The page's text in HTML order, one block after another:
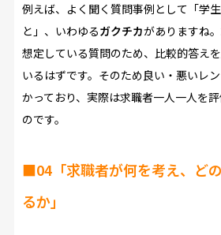
例えば、よく聞く質問事例として「学
と」、いわゆるガクチカがありますね
想定している質問のため、比較的答え
いるはずです。そのため良い・悪いレ
かっており、実際は求職者一人一人を
のです。
■04「求職者が何を考え、ど
るか」